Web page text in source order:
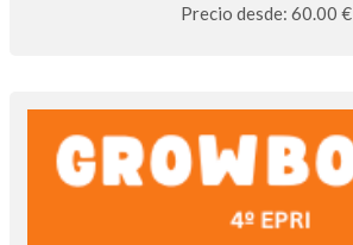
Precio desde: 60.00 €